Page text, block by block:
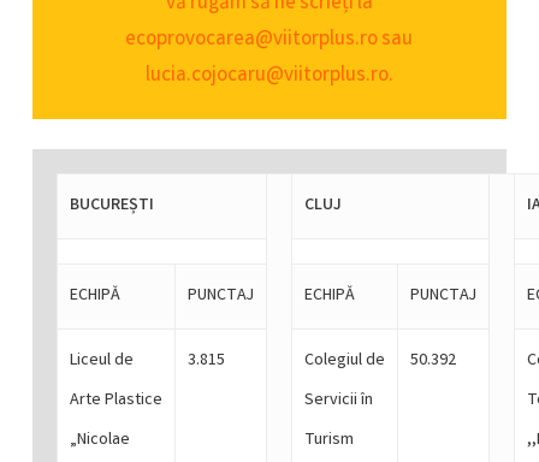
ecoprovocarea@viitorplus.ro sau
lucia.cojocaru@viitorplus.ro.
BUCUREȘTI CLUJ
ECHIPĂ PUNCTAJ ECHIPĂ PUNCTAJ
Liceul de
Arte Plastice
„Nicolae
3.815
Colegiul de
Servicii în
Turism
50.392